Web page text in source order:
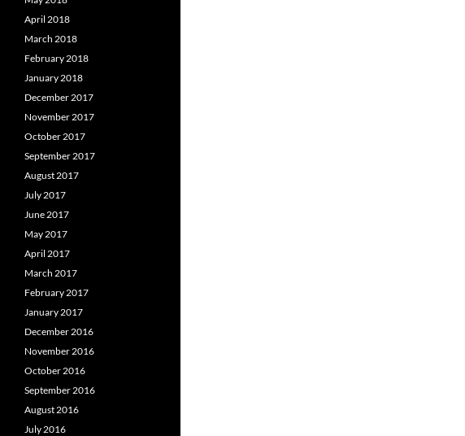
April 2018
March 2018
February 2018
January 2018
December 2017
November 2017
October 2017
September 2017
August 2017
July 2017
June 2017
May 2017
April 2017
March 2017
February 2017
January 2017
December 2016
November 2016
October 2016
September 2016
August 2016
July 2016